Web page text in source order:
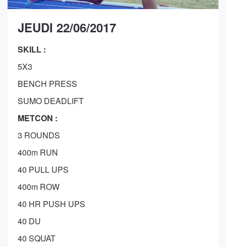
JEUDI 22/06/2017
SKILL :
5X3
BENCH PRESS
SUMO DEADLIFT
METCON :
3 ROUNDS
400m RUN
40 PULL UPS
400m ROW
40 HR PUSH UPS
40 DU
40 SQUAT